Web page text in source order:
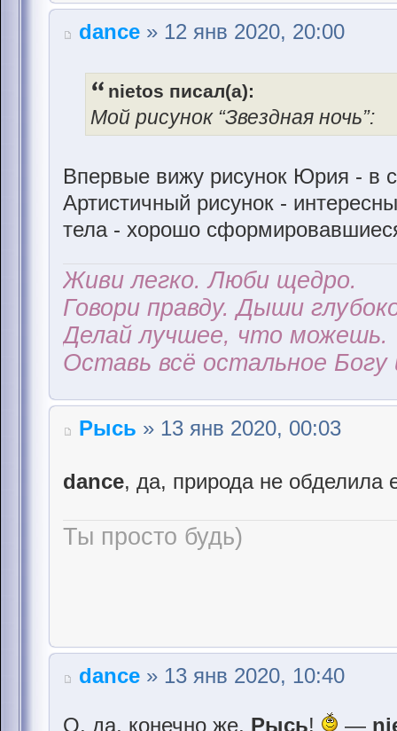
dance » 12 янв 2020, 20:00
nietos писал(а):
Мой рисунок “Звездная ночь”:
Впервые вижу рисунок Юрия - в
Артистичный рисунок -
тела - хорошо
Живи легко. Люби щедро.
Говори правду. Дыши
Делай лучшее, что можешь.
Оставь всё остальное Богу
Рысь » 13 янв 2020, 00:03
dance, да, природа не обделила
Ты просто будь)
dance » 13 янв 2020, 10:40
О, да, конечно же, Рысь! —